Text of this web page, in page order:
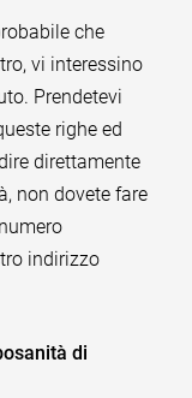
che
vi interessino
Prendetevi
righe ed
direttamente
non dovete fare
indirizzo
di